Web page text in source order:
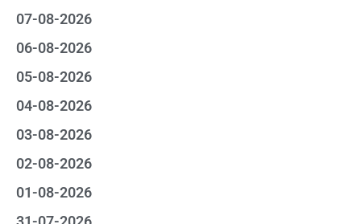
07-08-2026
06-08-2026
05-08-2026
04-08-2026
03-08-2026
02-08-2026
01-08-2026